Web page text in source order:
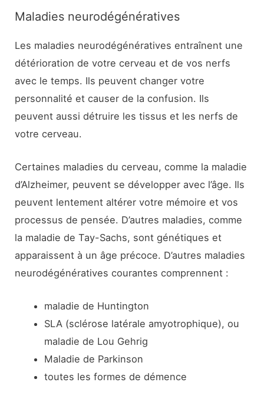
Maladies neurodégénératives
Les maladies neurodégénératives entraînent une
détérioration de votre cerveau et de vos nerfs
avec le temps. Ils peuvent changer votre
personnalité et causer de la confusion. Ils
peuvent aussi détruire les tissus et les nerfs de
votre cerveau.
Certaines maladies du cerveau, comme la maladie
d’Alzheimer, peuvent se développer avec l’âge. Ils
peuvent lentement altérer votre mémoire et vos
processus de pensée. D’autres maladies, comme
la maladie de Tay-Sachs, sont génétiques et
apparaissent à un âge précoce. D’autres maladies
neurodégénératives courantes comprennent :
maladie de Huntington
SLA (sclérose latérale amyotrophique), ou
maladie de Lou Gehrig
Maladie de Parkinson
toutes les formes de démence